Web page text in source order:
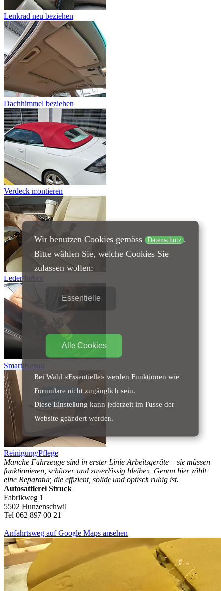
Lenkrad neu beziehen
Dachhimmel beziehen
Verdeck montieren
Leder färben
Smart Repair
Reinigung/Pflege
Manche Fahrzeuge sind in erster Linie Arbeitsgeräte – sie müssen
funktionieren, schützen und zuverlässig bleiben. Genau hier zählt
eine Reparatur, die effizient, solide und optisch ruhig ist.
Autosattlerei Struck
Fabrikweg 1
5502 Hunzenschwil
Tel 062 897 00 21
Anfahrtsweg auf Google Maps ansehen
Wir benutzen Cookies gemäss Datenschutz .
Bitte wählen Sie, welche Cookies Sie
zulassen wollen:
Essentielle
Alle Cookies
Bei Wahl «Essentielle» werden Funktionen wie
Formulare nicht zugänglich sein.
Diese Einstellung kann jederzeit im Fusse der
Website geändert werden.